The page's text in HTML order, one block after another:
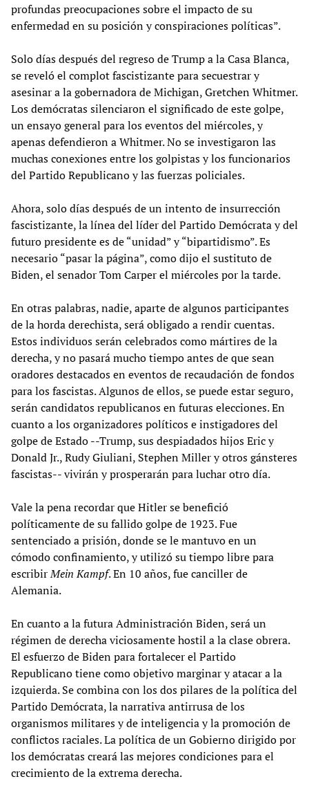
profundas preocupaciones sobre el impacto de su
enfermedad en su posición y conspiraciones políticas”.
Solo días después del regreso de Trump a la Casa Blanca,
se reveló el complot fascistizante para secuestrar y
asesinar a la gobernadora de Michigan, Gretchen Whitmer.
Los demócratas silenciaron el significado de este golpe,
un ensayo general para los eventos del miércoles, y
apenas defendieron a Whitmer. No se investigaron las
muchas conexiones entre los golpistas y los funcionarios
del Partido Republicano y las fuerzas policiales.
Ahora, solo días después de un intento de insurrección
fascistizante, la línea del líder del Partido Demócrata y del
futuro presidente es de “unidad” y “bipartidismo”. Es
necesario “pasar la página”, como dijo el sustituto de
Biden, el senador Tom Carper el miércoles por la tarde.
En otras palabras, nadie, aparte de algunos participantes
de la horda derechista, será obligado a rendir cuentas.
Estos individuos serán celebrados como mártires de la
derecha, y no pasará mucho tiempo antes de que sean
oradores destacados en eventos de recaudación de fondos
para los fascistas. Algunos de ellos, se puede estar seguro,
serán candidatos republicanos en futuras elecciones. En
cuanto a los organizadores políticos e instigadores del
golpe de Estado --Trump, sus despiadados hijos Eric y
Donald Jr., Rudy Giuliani, Stephen Miller y otros gánsteres
fascistas-- vivirán y prosperarán para luchar otro día.
Vale la pena recordar que Hitler se benefició
políticamente de su fallido golpe de 1923. Fue
sentenciado a prisión, donde se le mantuvo en un
cómodo confinamiento, y utilizó su tiempo libre para
escribirMein Kampf. En 10 años, fue canciller de
Alemania.
En cuanto a la futura Administración Biden, será un
régimen de derecha viciosamente hostil a la clase obrera.
El esfuerzo de Biden para fortalecer el Partido
Republicano tiene como objetivo marginar y atacar a la
izquierda. Se combina con los dos pilares de la política del
Partido Demócrata, la narrativa antirrusa de los
organismos militares y de inteligencia y la promoción de
conflictos raciales. La política de un Gobierno dirigido por
los demócratas creará las mejores condiciones para el
crecimiento de la extrema derecha.